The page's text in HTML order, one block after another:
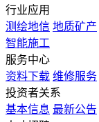
行业应用
测绘地信 地质矿产
智能施工
服务中心
资料下载 维修服务
投资者关系
基本信息 最新公告